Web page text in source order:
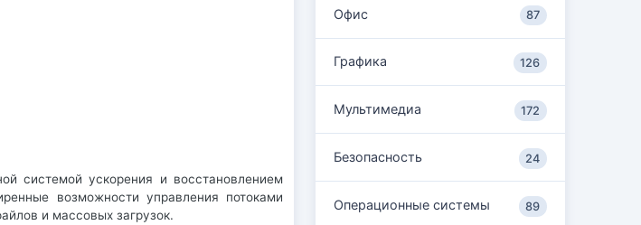
системой ускорения и восстановлением
возможности управления потоками
и массовых загрузок.
Офис 87
Графика 126
Мультимедиа 172
Безопасность 24
Операционные системы 89